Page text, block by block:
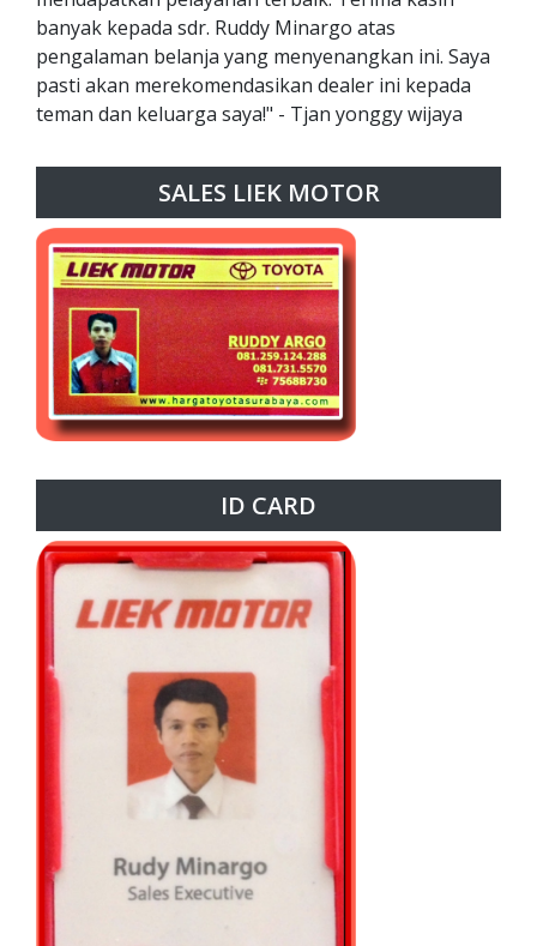
banyak kepada sdr. Ruddy Minargo atas
pengalaman belanja yang menyenangkan ini. Saya
pasti akan merekomendasikan dealer ini kepada
teman dan keluarga saya!" - Tjan yonggy wijaya
SALES LIEK MOTOR
ID CARD